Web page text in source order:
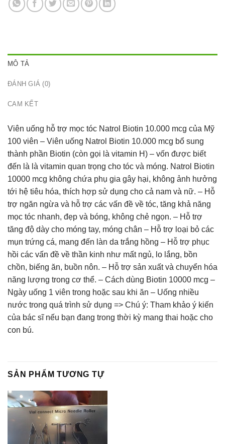
MÔ TẢ
ĐÁNH GIÁ (0)
CAM KẾT
Viên uống hỗ trợ mọc tóc Natrol Biotin 10.000 mcg của Mỹ
100 viên – Viên uống Natrol Biotin 10.000 mcg bổ sung
thành phần Biotin (còn gọi là vitamin H) – vốn được biết
đến là là vitamin quan trọng cho tóc và móng. Natrol Biotin
10000 mcg không chứa phụ gia gây hại, không ảnh hưởng
tới hệ tiêu hóa, thích hợp sử dụng cho cả nam và nữ. – Hỗ
trợ ngăn ngừa và hỗ trợ các vấn đề về tóc, tăng khả năng
mọc tóc nhanh, đẹp và bóng, không chẻ ngọn. – Hỗ trợ
tăng độ dày cho móng tay, móng chân – Hỗ trợ loại bỏ các
mụn trứng cá, mang đến làn da trắng hồng – Hỗ trợ phục
hồi các vấn đề về thần kinh như mất ngủ, lo lắng, bồn
chồn, biếng ăn, buồn nôn. – Hỗ trợ sản xuất và chuyển hóa
năng lượng trong cơ thể. – Cách dùng Biotin 10000 mcg –
Ngày uống 1 viên trong hoặc sau khi ăn – Uống nhiều
nước trong quá trình sử dụng => Chú ý: Tham khảo ý kiến
của bác sĩ nếu bạn đang trong thời kỳ mang thai hoặc cho
con bú.
SẢN PHẨM TƯƠNG TỰ